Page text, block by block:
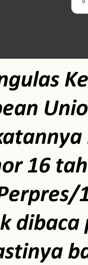
16
dibaca